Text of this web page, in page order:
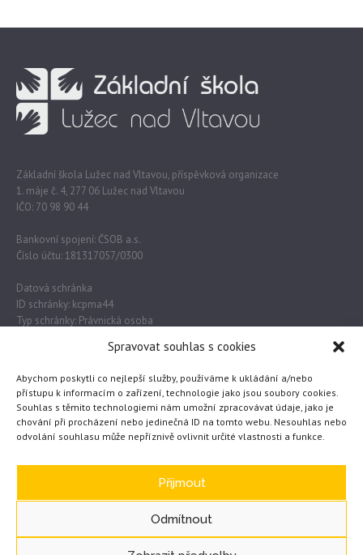
Spravovat souhlas s cookies
Abychom poskytli co nejlepší služby, používáme k ukládání a/nebo
přístupu k informacím o zařízení, technologie jako jsou soubory cookies.
Souhlas s těmito technologiemi nám umožní zpracovávat údaje, jako je
chování při procházení nebo jedinečná ID na tomto webu. Nesouhlas nebo
odvolání souhlasu může nepříznivě ovlivnit určité vlastnosti a funkce.
Přijmout
Odmítnout
Základní škola Lužec nad Vltavou, příspěvková organizace
1. máje č. 4, 277 06 Lužec nad Vltavou
IČO: 70 98 90 44
Bankovní spojení: ČSOB a.s.
Číslo účtu: 181317057/0300
Datová schránka
ID schránky: kcpma44
Typ schránky: Právnická osoba
Obec Lužec nad Vltavou
MŠMT